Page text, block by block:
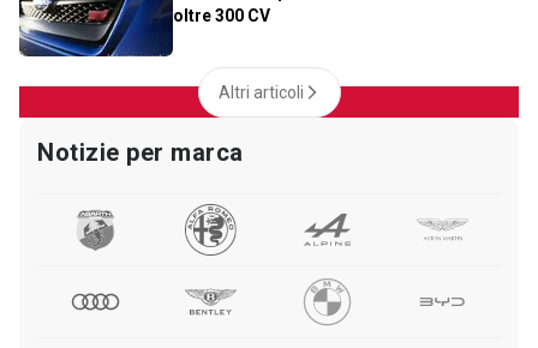
oltre 300 CV
Altri articoli
Notizie per marca